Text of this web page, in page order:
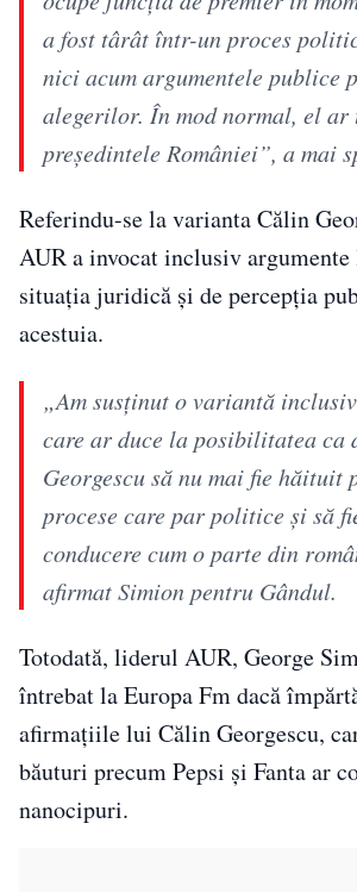
a fost târât într-un proces
nici acum argumentele publice
alegerilor. În mod normal, el ar
președintele României”, a mai
Referindu-se la varianta Călin
AUR a invocat inclusiv argumente
situația juridică și de percepția
acestuia.
„Am susținut o variantă
care ar duce la posibilitatea ca
Georgescu să nu mai fie hăituit
procese care par politice și să
conducere cum o parte din
afirmat Simion pentru Gândul.
Totodată, liderul AUR, George
întrebat la Europa Fm dacă
afirmațiile lui Călin Georgescu,
băuturi precum Pepsi și Fanta ar
nanocipuri.